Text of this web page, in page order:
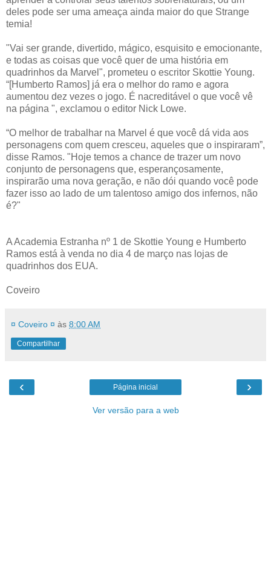
deles pode ser uma ameaça ainda maior do que Strange
temia!
"Vai ser grande, divertido, mágico, esquisito e emocionante,
e todas as coisas que você quer de uma história em
quadrinhos da Marvel", prometeu o escritor Skottie Young.
“[Humberto Ramos] já era o melhor do ramo e agora
aumentou dez vezes o jogo. É nacreditável o que você vê
na página ", exclamou o editor Nick Lowe.
“O melhor de trabalhar na Marvel é que você dá vida aos
personagens com quem cresceu, aqueles que o inspiraram”,
disse Ramos. "Hoje temos a chance de trazer um novo
conjunto de personagens que, esperançosamente,
inspirarão uma nova geração, e não dói quando você pode
fazer isso ao lado de um talentoso amigo dos infernos, não
é?"
A Academia Estranha nº 1 de Skottie Young e Humberto
Ramos está à venda no dia 4 de março nas lojas de
quadrinhos dos EUA.
Coveiro
¤ Coveiro ¤ às 8:00 AM
Compartilhar
‹ ›
Página inicial
Ver versão para a web